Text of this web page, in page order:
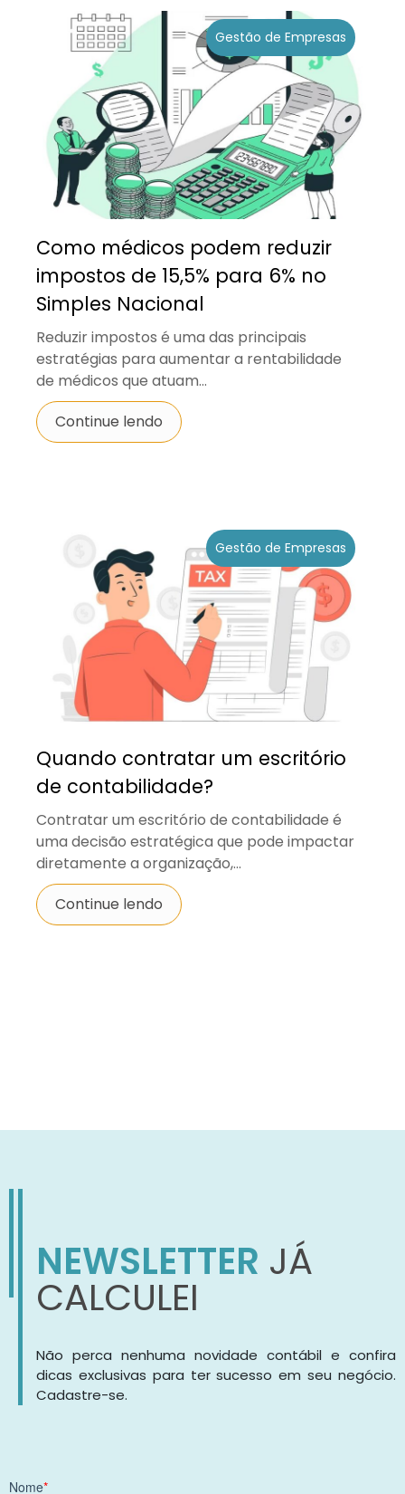
Gestão de Empresas
Como médicos podem reduzir
impostos de 15,5% para 6% no
Simples Nacional
Reduzir impostos é uma das principais
estratégias para aumentar a rentabilidade
de médicos que atuam...
Continue lendo
Gestão de Empresas
Quando contratar um escritório
de contabilidade?
Contratar um escritório de contabilidade é
uma decisão estratégica que pode impactar
diretamente a organização,...
Continue lendo
NEWSLETTER JÁ
CALCULEI
Não perca nenhuma novidade contábil e confira
dicas exclusivas para ter sucesso em seu negócio.
Cadastre-se.